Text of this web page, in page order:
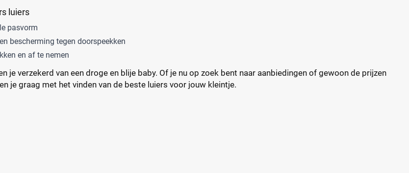
luiers
pasvorm
bescherming tegen doorspeekken
en af te nemen
je verzekerd van een droge en blije baby. Of je nu op zoek bent naar aanbiedingen of gewoon de prijzen
je graag met het vinden van de beste luiers voor jouw kleintje.